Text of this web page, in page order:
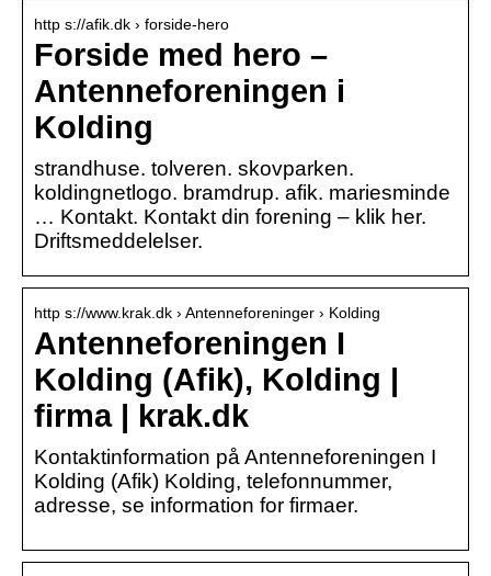
http s://afik.dk › forside-hero
Forside med hero –
Antenneforeningen i
Kolding
strandhuse. tolveren. skovparken.
koldingnetlogo. bramdrup. afik. mariesminde
… Kontakt. Kontakt din forening – klik her.
Driftsmeddelelser.
http s://www.krak.dk › Antenneforeninger › Kolding
Antenneforeningen I
Kolding (Afik), Kolding |
firma | krak.dk
Kontaktinformation på Antenneforeningen I
Kolding (Afik) Kolding, telefonnummer,
adresse, se information for firmaer.